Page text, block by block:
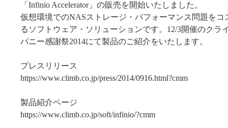
「Infinio Accelerator」の販売を開始いたしました。
仮想環境でのNASストレージ・パフォーマンス問題をコ
るソフトウェア・ソリューションです。12/3開催のクラ
パニー感謝祭2014にて製品のご紹介をいたします。
プレスリリース
https://www.climb.co.jp/press/2014/0916.html?cmm
製品紹介ページ
https://www.climb.co.jp/soft/infinio/?cmm